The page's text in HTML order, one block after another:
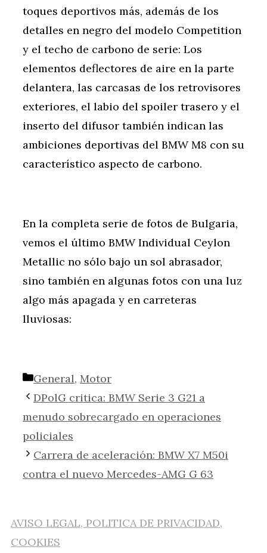
toques deportivos más, además de los
detalles en negro del modelo Competition
y el techo de carbono de serie: Los
elementos deflectores de aire en la parte
delantera, las carcasas de los retrovisores
exteriores, el labio del spoiler trasero y el
inserto del difusor también indican las
ambiciones deportivas del BMW M8 con su
característico aspecto de carbono.
En la completa serie de fotos de Bulgaria,
vemos el último BMW Individual Ceylon
Metallic no sólo bajo un sol abrasador,
sino también en algunas fotos con una luz
algo más apagada y en carreteras
lluviosas:
Categorías
General, Motor
DPolG critica: BMW Serie 3 G21 a
menudo sobrecargado en operaciones
policiales
Carrera de aceleración: BMW X7 M50i
contra el nuevo Mercedes-AMG G 63
AVISO LEGAL, POLITICA DE PRIVACIDAD,
COOKIES